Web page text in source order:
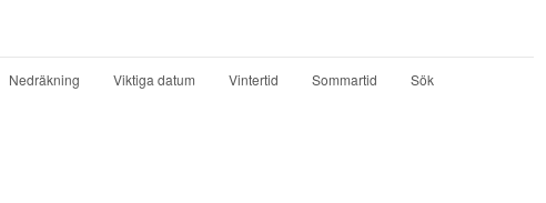
Nedräkning Viktiga datum Vintertid Sommartid Sök